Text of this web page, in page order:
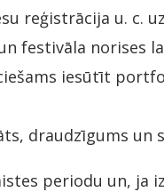
reģistrācija u. c.
festivāla norises
iesūtīt
draudzīgums un
periodu un, ja